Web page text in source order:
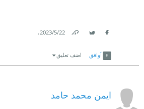
22‏/5‏/2023
.
أوافق اضف تعليق
ايمن محمد حامد